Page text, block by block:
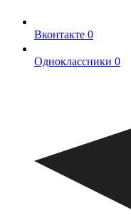
Вконтакте 0
Одноклассники 0